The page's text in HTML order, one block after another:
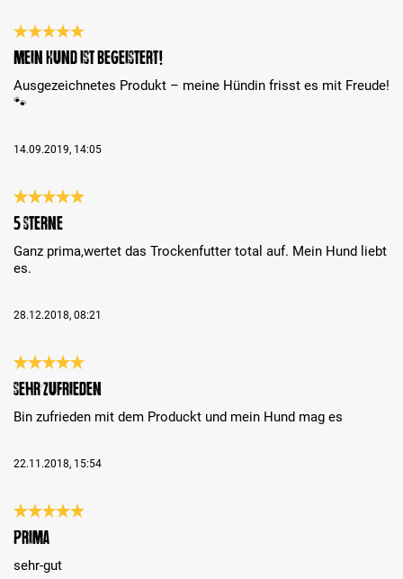
Análise com classificação de 5 de 5 estrelas
Mein Hund ist begeistert!
Ausgezeichnetes Produkt – meine Hündin frisst es mit Freude!
🐾
14.09.2019, 14:05
Análise com classificação de 5 de 5 estrelas
5 sterne
Ganz prima,wertet das Trockenfutter total auf. Mein Hund liebt
es.
28.12.2018, 08:21
Análise com classificação de 5 de 5 estrelas
sehr zufrieden
Bin zufrieden mit dem Produckt und mein Hund mag es
22.11.2018, 15:54
Análise com classificação de 5 de 5 estrelas
prima
sehr-gut